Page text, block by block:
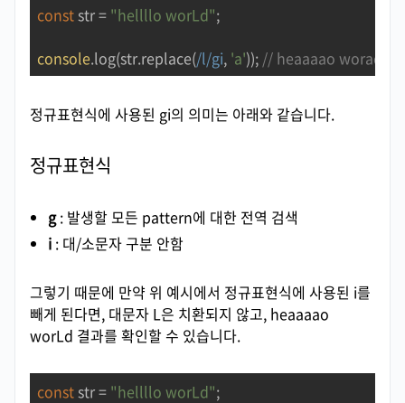
const str = "hellllo worLd";
console.log(str.replace(/l/gi, 'a')); // heaaaao worad
정규표현식에 사용된 gi의 의미는 아래와 같습니다.
정규표현식
g: 발생할 모든 pattern에 대한 전역 검색
i : 대/소문자 구분 안함
그렇기 때문에 만약 위 예시에서 정규표현식에 사용된 i를
빼게 된다면, 대문자 L은 치환되지 않고, heaaaao
worLd 결과를 확인할 수 있습니다.
const str = "hellllo worLd";